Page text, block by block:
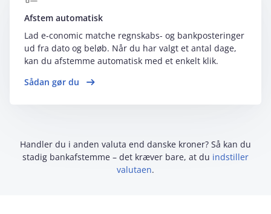
Afstem automatisk
Lad e‑conomic matche regnskabs- og bankposteringer
ud fra dato og beløb. Når du har valgt et antal dage,
kan du afstemme automatisk med et enkelt klik.
Sådan gør du
Handler du i anden valuta end danske kroner? Så kan du
stadig bankafstemme – det kræver bare, at du indstiller
valutaen.